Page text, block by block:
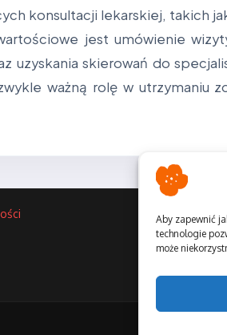
Aby zapewnić
technologie
może
konsultacji lekarskiej, takich
jest umówienie
uzyskania skierowań do
ważną rolę w utrzymaniu